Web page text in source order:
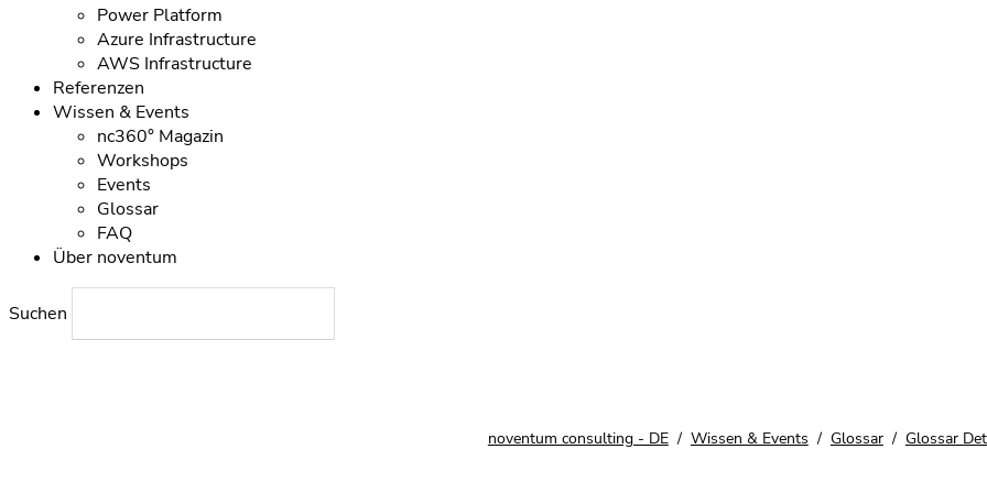
Power Platform
Azure Infrastructure
AWS Infrastructure
Referenzen
Wissen & Events
nc360° Magazin
Workshops
Events
Glossar
FAQ
Über noventum
Suchen
noventum consulting - DE Wissen & Events Glossar Glossar